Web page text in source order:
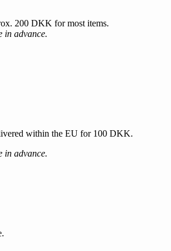
200 DKK for most items.
in advance.
within the EU for 100 DKK.
in advance.